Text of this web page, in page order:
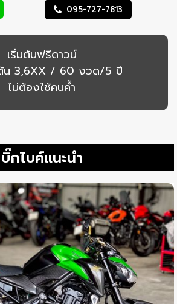
095-727-7813
เริ่มต้นฟรีดาวน์
น 3,6XX / 60 งวด/5 ปี
ไม่ต้องใช้คนค้ำ
บิ๊กไบค์แนะนำ